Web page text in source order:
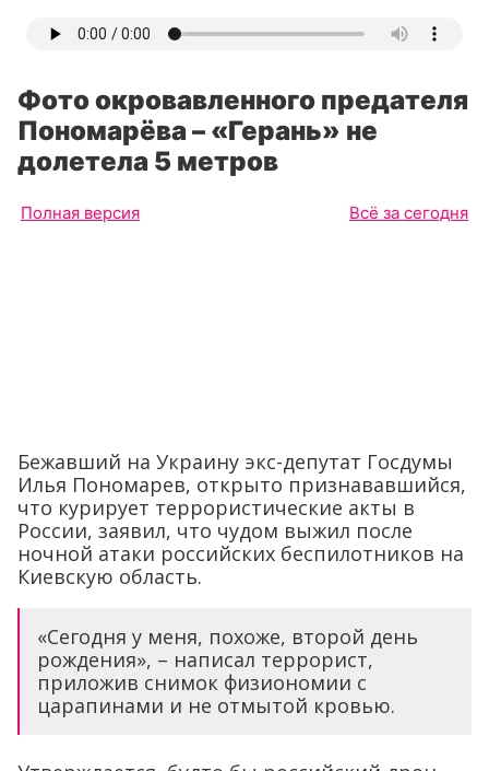
Фото окровавленного предателя
Пономарёва – «Герань» не
долетела 5 метров
Полная версия Всё за сегодня
Бежавший на Украину экс-депутат Госдумы
Илья Пономарев, открыто признававшийся,
что курирует террористические акты в
России, заявил, что чудом выжил после
ночной атаки российских беспилотников на
Киевскую область.
«Сегодня у меня, похоже, второй день
рождения», – написал террорист,
приложив снимок физиономии с
царапинами и не отмытой кровью.